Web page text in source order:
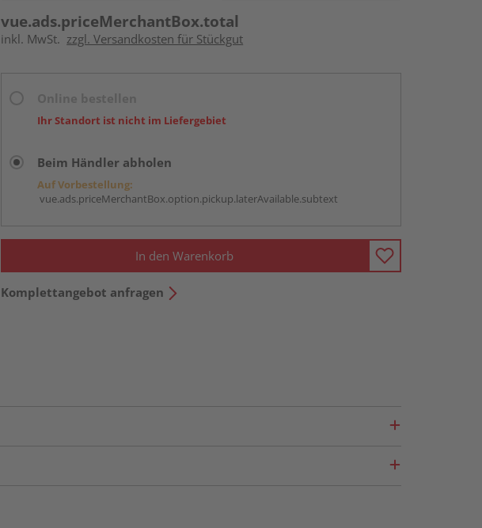
vue.ads.priceMerchantBox.total
inkl. MwSt. zzgl. Versandkosten für Stückgut
Ihr Standort ist nicht im Liefergebiet
Beim Händler abholen
Auf Vorbestellung:
vue.ads.priceMerchantBox.option.pickup.laterAvailable.subtext
In den Warenkorb
Komplettangebot anfragen